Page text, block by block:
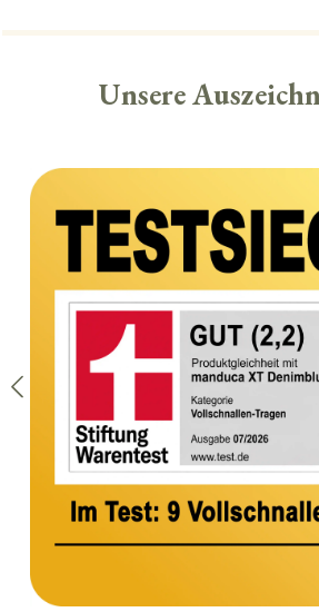
Unsere
Bildergalerie überspringen